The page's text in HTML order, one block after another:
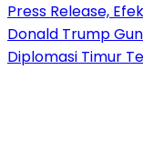
Press Release,
Donald Trump
Diplomasi Timur